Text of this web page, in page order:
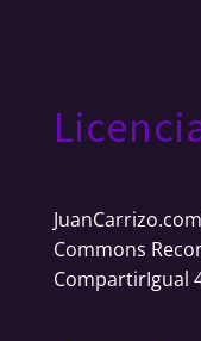
JuanCarrizo.com
Commons
CompartirIgual